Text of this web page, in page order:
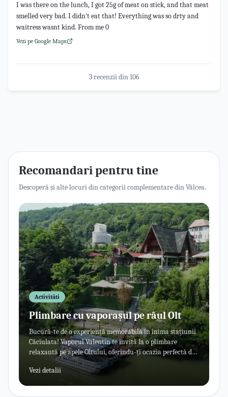
I was there on the lunch, I got 25g of meat on stick, and that meat
smelled very bad. I didn't eat that! Everything was so drty and
waitress wasnt kind. From me 0
Vezi pe Google Maps
3 recenzii din106
Recomandari pentru tine
Descoperă și alte locuri din categorii complementare din Vâlcea.
Activităti
Plimbare cu vaporaşul pe râul Olt
Bucură-te de o experiență memorabilă în inima stațiunii
Căciulata! Vaporul Valentin te invită la o plimbare
relaxantă pe apele Oltului, oferindu-ți ocazia perfectă de
a admira peisajele spectaculoase ale defileului într-o
atmosferă liniștită.
Vezi detalii